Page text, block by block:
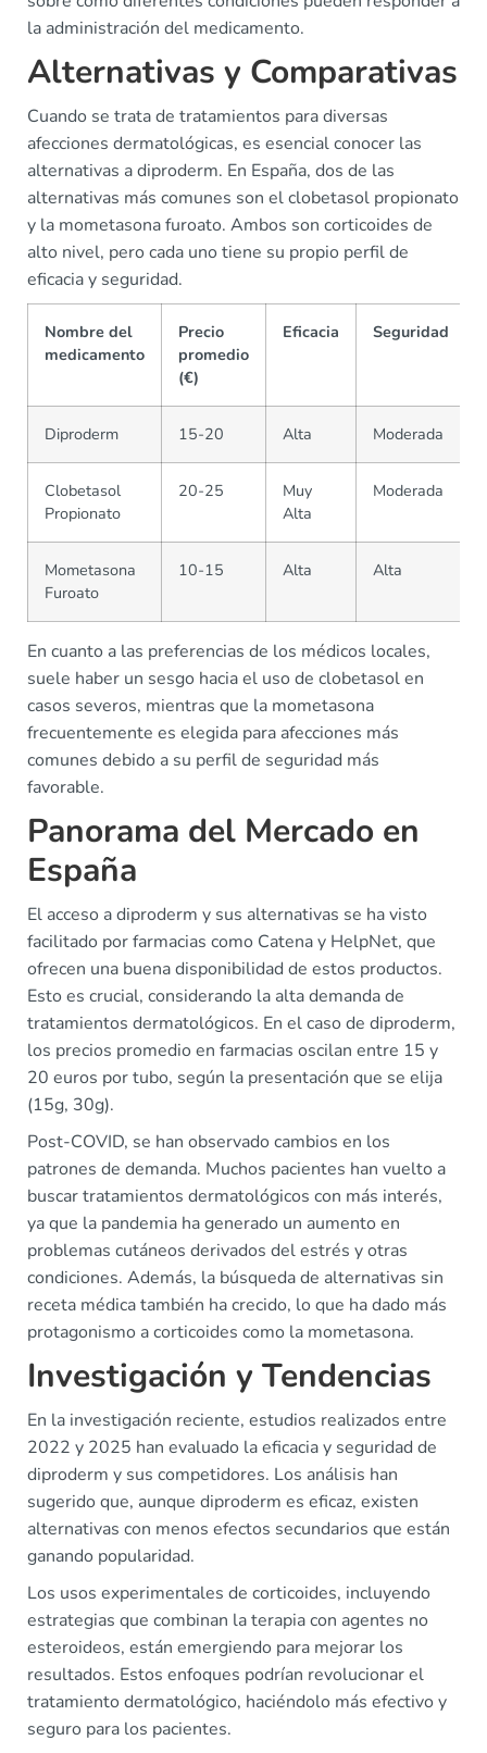
la administración del medicamento.
Alternativas y Comparativas
Cuando se trata de tratamientos para diversas
afecciones dermatológicas, es esencial conocer las
alternativas a diproderm. En España, dos de las
alternativas más comunes son el clobetasol propionato
y la mometasona furoato. Ambos son corticoides de
alto nivel, pero cada uno tiene su propio perfil de
eficacia y seguridad.
Nombre del
medicamento
Precio
promedio
(€)
Eficacia Seguridad
Diproderm 15-20 Alta Moderada
Clobetasol
Propionato
20-25
Muy
Alta
Moderada
Mometasona
Furoato
10-15 Alta Alta
En cuanto a las preferencias de los médicos locales,
suele haber un sesgo hacia el uso de clobetasol en
casos severos, mientras que la mometasona
frecuentemente es elegida para afecciones más
comunes debido a su perfil de seguridad más
favorable.
Panorama del Mercado en
España
El acceso a diproderm y sus alternativas se ha visto
facilitado por farmacias como Catena y HelpNet, que
ofrecen una buena disponibilidad de estos productos.
Esto es crucial, considerando la alta demanda de
tratamientos dermatológicos. En el caso de diproderm,
los precios promedio en farmacias oscilan entre 15 y
20 euros por tubo, según la presentación que se elija
(15g, 30g).
Post-COVID, se han observado cambios en los
patrones de demanda. Muchos pacientes han vuelto a
buscar tratamientos dermatológicos con más interés,
ya que la pandemia ha generado un aumento en
problemas cutáneos derivados del estrés y otras
condiciones. Además, la búsqueda de alternativas sin
receta médica también ha crecido, lo que ha dado más
protagonismo a corticoides como la mometasona.
Investigación y Tendencias
En la investigación reciente, estudios realizados entre
2022 y 2025 han evaluado la eficacia y seguridad de
diproderm y sus competidores. Los análisis han
sugerido que, aunque diproderm es eficaz, existen
alternativas con menos efectos secundarios que están
ganando popularidad.
Los usos experimentales de corticoides, incluyendo
estrategias que combinan la terapia con agentes no
esteroideos, están emergiendo para mejorar los
resultados. Estos enfoques podrían revolucionar el
tratamiento dermatológico, haciéndolo más efectivo y
seguro para los pacientes.